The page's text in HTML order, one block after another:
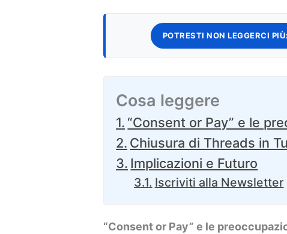
POTRESTI NON LEGGERCI PIÙ:
Cosa leggere
“Consent or Pay” e le
Chiusura di Threads in
Implicazioni e Futuro
Iscriviti alla Newsletter
“Consent or Pay” e le